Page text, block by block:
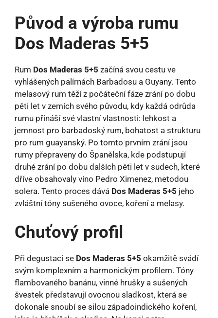
Původ a výroba rumu
Dos Maderas 5+5
Rum Dos Maderas 5+5 začíná svou cestu ve
vyhlášených palírnách Barbadosu a Guyany. Tento
melasový rum těží z počáteční fáze zrání po dobu
pěti let v zemích svého původu, kdy každá odrůda
rumu přináší své vlastní vlastnosti: lehkost a
jemnost pro barbadoský rum, bohatost a strukturu
pro rum guayanský. Po tomto prvním zrání jsou
rumy přepraveny do Španělska, kde podstupují
druhé zrání po dobu dalších pěti let v sudech, které
dříve obsahovaly víno Pedro Ximenez, metodou
solera. Tento proces dává Dos Maderas 5+5 jeho
zvláštní tóny sušeného ovoce, koření a melasy.
Chuťový profil
Při degustaci se Dos Maderas 5+5 okamžitě svádí
svým komplexním a harmonickým profilem. Tóny
flambovaného banánu, vinné hrušky a sušených
švestek představují ovocnou sladkost, která se
dokonale snoubí se silou západoindického koření,